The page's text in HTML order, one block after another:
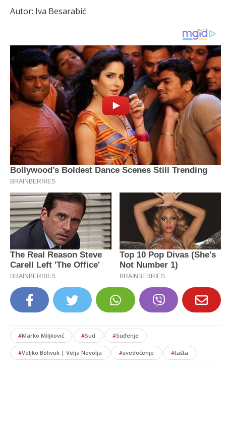
Autor: Iva Besarabić
#Marko Miljković #Sud #Suđenje
#Veljko Belivuk | Velja Nevolja #svedočenje #tašta